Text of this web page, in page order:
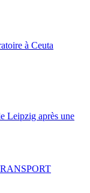
à Ceuta
Leipzig après une